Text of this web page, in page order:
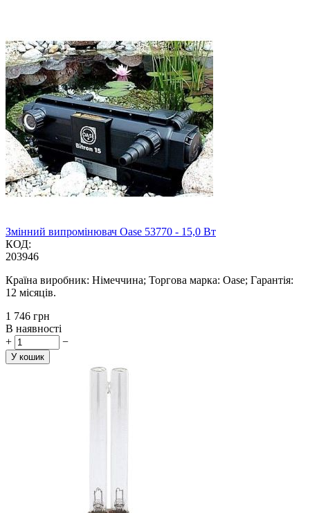
Змінний випромінювач Oase 53770 - 15,0 Вт
КОД:
203946
Країна виробник: Німеччина; Торгова марка: Oase; Гарантія:
12 місяців.
‍1 746‍ грн
В наявності
+
−
У кошик